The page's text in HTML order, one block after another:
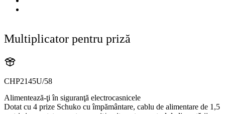
Multiplicator pentru priză
CHP2145U/58
Alimentează-ţi în siguranţă electrocasnicele
Dotat cu 4 prize Schuko cu împământare, cablu de alimentare de 1,5